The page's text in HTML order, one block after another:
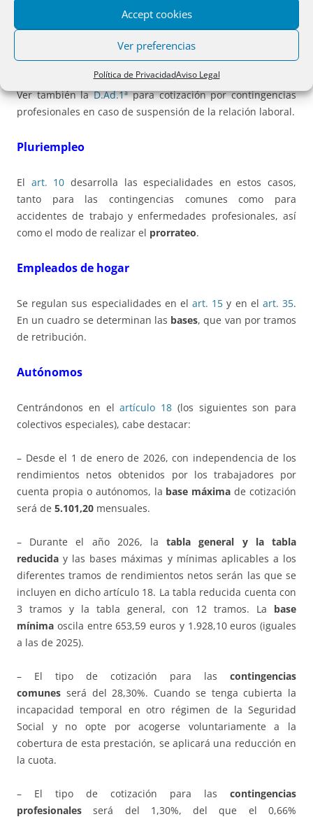
Accept cookies
Ver preferencias
Política de PrivacidadAviso Legal
aplicarán tanto a los casos en que procedan de decisión
del empresario (arts. 47o47 bis ET) como en virtud de
resolución judicial adoptada en el seno de un
procedimiento concursal:
Ver también laD.Ad.1ªpara cotización por contingencias
profesionales en caso de suspensión de la relación laboral.
Pluriempleo
El art. 10 desarrolla las especialidades en estos casos,
tanto para las contingencias comunes como para
accidentes de trabajo y enfermedades profesionales, así
como el modo de realizar el prorrateo.
Empleados de hogar
Se regulan sus especialidades en el art. 15 y en el art. 35.
En un cuadro se determinan las bases, que van por tramos
de retribución.
Autónomos
Centrándonos en elartículo 18 (los siguientes son para
colectivos especiales), cabe destacar:
– Desde el 1 de enero de 2026, con independencia de los
rendimientos netos obtenidos por los trabajadores por
cuenta propia o autónomos, la base máxima de cotización
será de 5.101,20 mensuales.
– Durante el año 2026, latabla general y la tabla
reducida y las bases máximas y mínimas aplicables a los
diferentes tramos de rendimientos netos serán las que se
incluyen en dicho artículo 18. La tabla reducida cuenta con
3 tramos y la tabla general, con 12 tramos. La base
mínima oscila entre 653,59 euros y 1.928,10 euros (iguales
a las de 2025).
– El tipo de cotización para las contingencias
comunes será del 28,30%. Cuando se tenga cubierta la
incapacidad temporal en otro régimen de la Seguridad
Social y no opte por acogerse voluntariamente a la
cobertura de esta prestación, se aplicará una reducción en
la cuota.
– El tipo de cotización para las contingencias
profesionales será del 1,30%, del que el 0,66%